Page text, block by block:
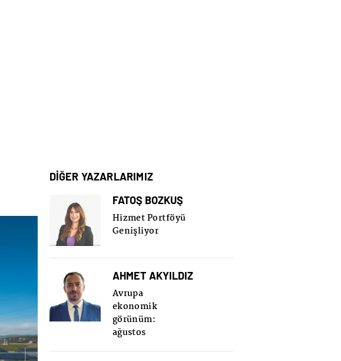
DİĞER YAZARLARIMIZ
FATOŞ BOZKUŞ
Hizmet Portföyü
Genişliyor
AHMET AKYILDIZ
Avrupa
ekonomik
görünüm:
ağustos